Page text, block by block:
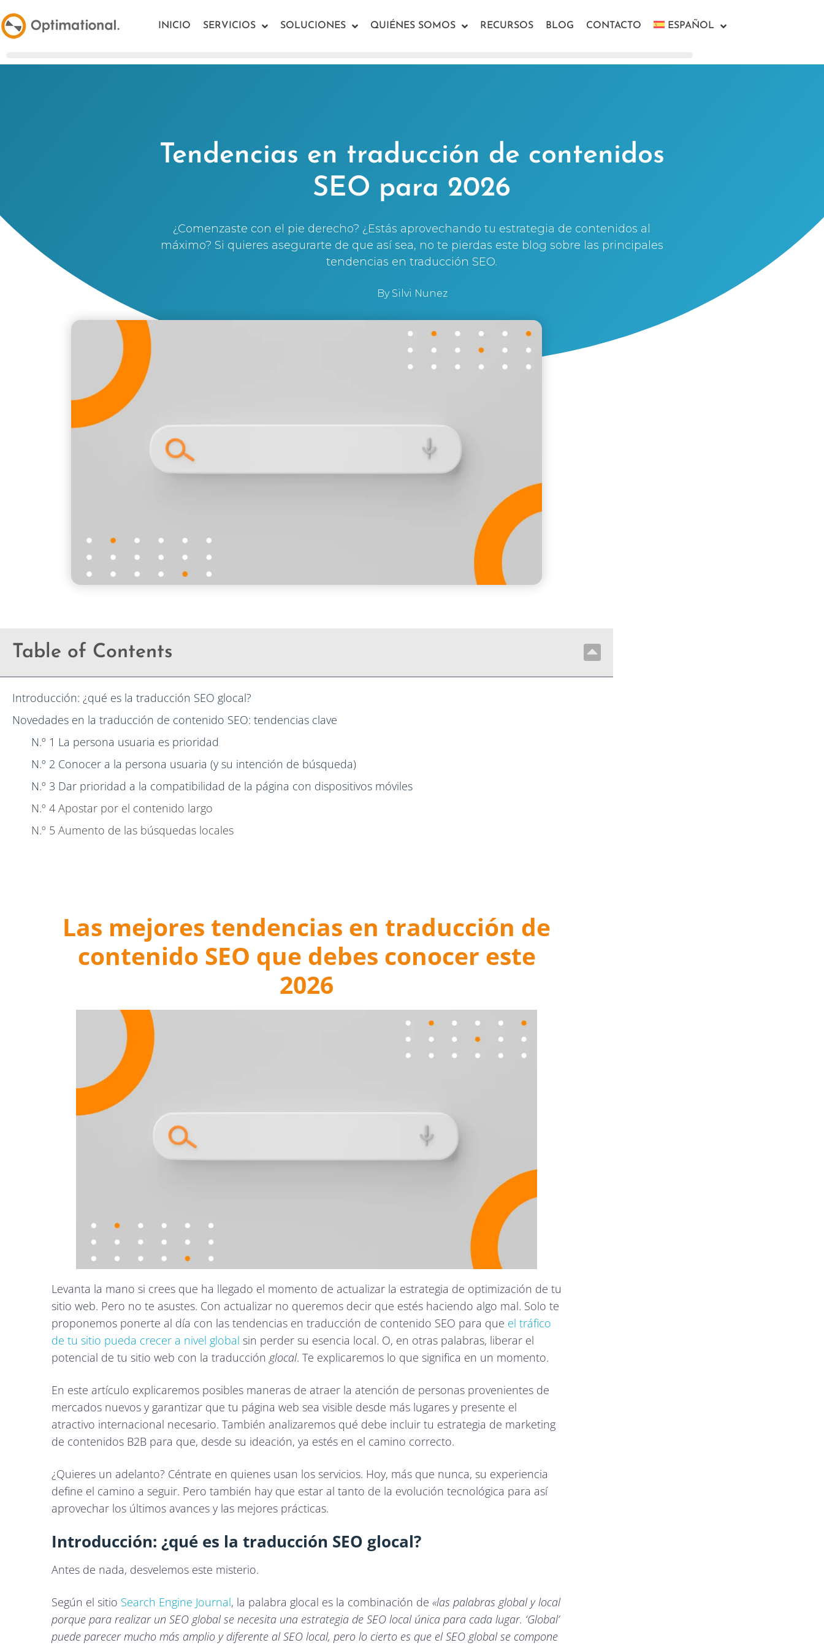
INICIO SERVICIOS SOLUCIONES QUIÉNES SOMOS RECURSOS BLOG CONTACTO ESPAÑOL
Tendencias en traducción de contenidos
SEO para 2026
¿Comenzaste con el pie derecho? ¿Estás aprovechando tu estrategia de contenidos al
máximo? Si quieres asegurarte de que así sea, no te pierdas este blog sobre las principales
tendencias en traducción SEO.
BySilvi Nunez
Table of Contents
Introducción: ¿qué es la traducción SEO glocal?
Novedades en la traducción de contenido SEO: tendencias clave
N.º 1 La persona usuaria es prioridad
N.º 2 Conocer a la persona usuaria (y su intención de búsqueda)
N.º 3 Dar prioridad a la compatibilidad de la página con dispositivos móviles
N.º 4 Apostar por el contenido largo
N.º 5 Aumento de las búsquedas locales
Las mejores tendencias en traducción de
contenido SEO que debes conocer este
2026
Levanta la mano si crees que ha llegado el momento de actualizar la estrategia de optimización de tu
sitio web. Pero no te asustes. Con actualizar no queremos decir que estés haciendo algo mal. Solo te
proponemos ponerte al día con las tendencias en traducción de contenido SEO para que el tráfico
de tu sitio pueda crecer a nivel global sin perder su esencia local. O, en otras palabras, liberar el
potencial de tu sitio web con la traducción glocal. Te explicaremos lo que significa en un momento.
En este artículo explicaremos posibles maneras de atraer la atención de personas provenientes de
mercados nuevos y garantizar que tu página web sea visible desde más lugares y presente el
atractivo internacional necesario. También analizaremos qué debe incluir tu estrategia de marketing
de contenidos B2B para que, desde su ideación, ya estés en el camino correcto.
¿Quieres un adelanto? Céntrate en quienes usan los servicios. Hoy, más que nunca, su experiencia
define el camino a seguir. Pero también hay que estar al tanto de la evolución tecnológica para así
aprovechar los últimos avances y las mejores prácticas.
Introducción: ¿qué es la traducción SEO glocal?
Antes de nada, desvelemos este misterio.
Según el sitio Search Engine Journal, la palabra glocal es la combinación de «las palabras global y local
porque para realizar un SEO global se necesita una estrategia de SEO local única para cada lugar. ‘Global’
puede parecer mucho más amplio y diferente al SEO local, pero lo cierto es que el SEO global se compone